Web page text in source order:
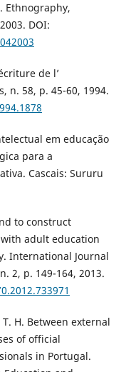
Ethnography,
DOI:
de l’
n. 58, p. 45-60, 1994.
em educação
para a
Cascais: Sururu
to construct
adult education
International Journal
2, p. 149-164, 2013.
T. H. Between external
of official
in Portugal.